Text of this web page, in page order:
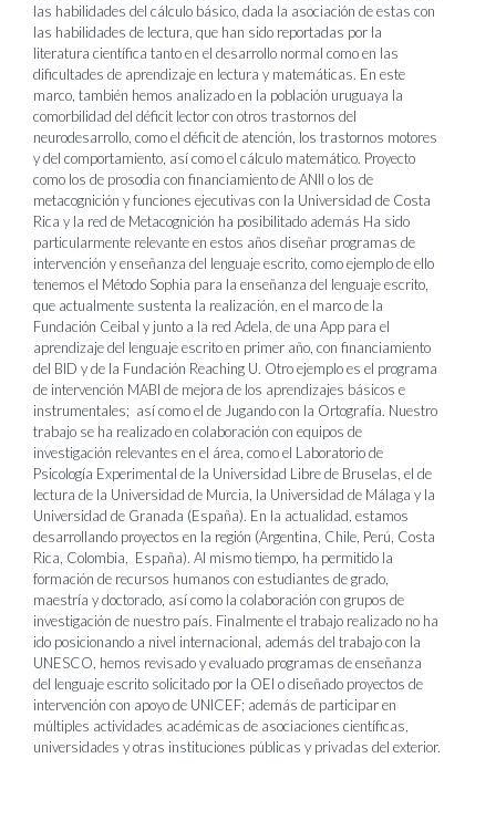
las habilidades del cálculo básico, dada la asociación de estas con
las habilidades de lectura, que han sido reportadas por la
literatura científica tanto en el desarrollo normal como en las
dificultades de aprendizaje en lectura y matemáticas. En este
marco, también hemos analizado en la población uruguaya la
comorbilidad del déficit lector con otros trastornos del
neurodesarrollo, como el déficit de atención, los trastornos motores
y del comportamiento, así como el cálculo matemático. Proyecto
como los de prosodia con financiamiento de ANII o los de
metacognición y funciones ejecutivas con la Universidad de Costa
Rica y la red de Metacognición ha posibilitado además Ha sido
particularmente relevante en estos años diseñar programas de
intervención y enseñanza del lenguaje escrito, como ejemplo de ello
tenemos el Método Sophia para la enseñanza del lenguaje escrito,
que actualmente sustenta la realización, en el marco de la
Fundación Ceibal y junto a la red Adela, de una App para el
aprendizaje del lenguaje escrito en primer año, con financiamiento
del BID y de la Fundación Reaching U. Otro ejemplo es el programa
de intervención MABI de mejora de los aprendizajes básicos e
instrumentales; así como el de Jugando con la Ortografía. Nuestro
trabajo se ha realizado en colaboración con equipos de
investigación relevantes en el área, como el Laboratorio de
Psicología Experimental de la Universidad Libre de Bruselas, el de
lectura de la Universidad de Murcia, la Universidad de Málaga y la
Universidad de Granada (España). En la actualidad, estamos
desarrollando proyectos en la región (Argentina, Chile, Perú, Costa
Rica, Colombia, España). Al mismo tiempo, ha permitido la
formación de recursos humanos con estudiantes de grado,
maestría y doctorado, así como la colaboración con grupos de
investigación de nuestro país. Finalmente el trabajo realizado no ha
ido posicionando a nivel internacional, además del trabajo con la
UNESCO, hemos revisado y evaluado programas de enseñanza
del lenguaje escrito solicitado por la OEI o diseñado proyectos de
intervención con apoyo de UNICEF; además de participar en
múltiples actividades académicas de asociaciones científicas,
universidades y otras instituciones públicas y privadas del exterior.